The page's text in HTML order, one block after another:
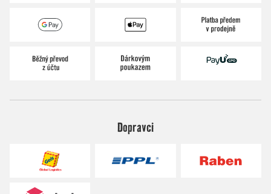
Dopravci